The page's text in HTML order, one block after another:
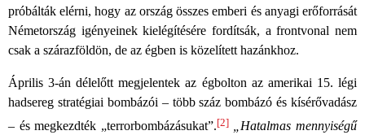
próbálták elérni, hogy az ország összes emberi és anyagi erőforrását
Németország igényeinek kielégítésére fordítsák, a frontvonal nem
csak a szárazföldön, de az égben is közelített hazánkhoz.
Április 3-án délelőtt megjelentek az égbolton az amerikai 15. légi
hadsereg stratégiai bombázói – több száz bombázó és kísérővadász
– és megkezdték „terrorbombázásukat”.[2] „Hatalmas mennyiségű